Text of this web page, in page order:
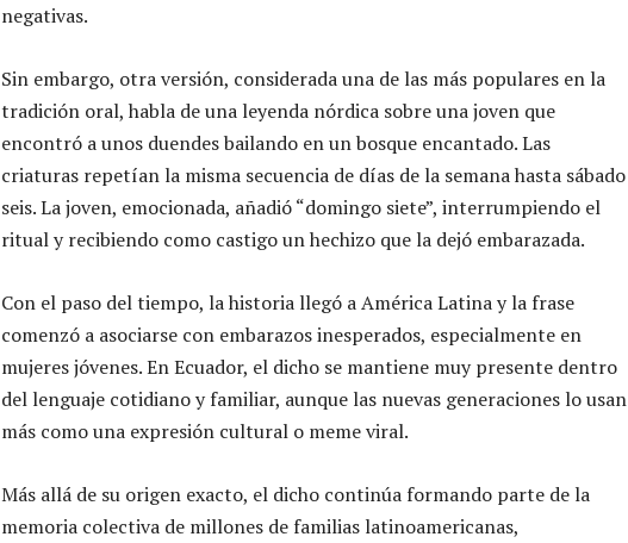
negativas.
Sin embargo, otra versión, considerada una de las más populares en la
tradición oral, habla de una leyenda nórdica sobre una joven que
encontró a unos duendes bailando en un bosque encantado. Las
criaturas repetían la misma secuencia de días de la semana hasta sábado
seis. La joven, emocionada, añadió “domingo siete”, interrumpiendo el
ritual y recibiendo como castigo un hechizo que la dejó embarazada.
Con el paso del tiempo, la historia llegó a América Latina y la frase
comenzó a asociarse con embarazos inesperados, especialmente en
mujeres jóvenes. En Ecuador, el dicho se mantiene muy presente dentro
del lenguaje cotidiano y familiar, aunque las nuevas generaciones lo usan
más como una expresión cultural o meme viral.
Más allá de su origen exacto, el dicho continúa formando parte de la
memoria colectiva de millones de familias latinoamericanas,